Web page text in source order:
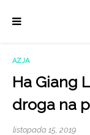
AZJA
Ha Giang
droga na
listopada 15, 2019